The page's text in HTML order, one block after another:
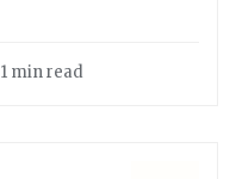
1 min read